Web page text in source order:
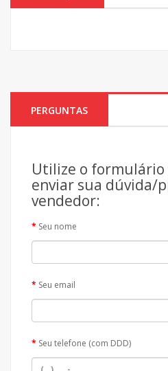
PERGUNTAS
Utilize o formulário
enviar sua dúvida/
vendedor:
Seu nome
Seu email
Seu telefone (com DDD)